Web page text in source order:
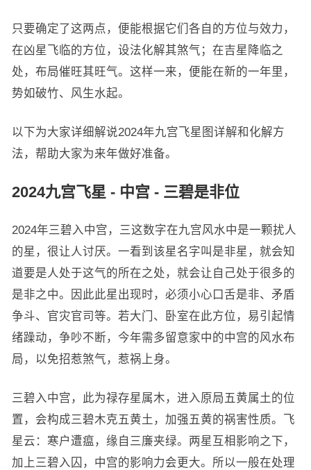
只要确定了这两点，便能根据它们各自的方位与效力，
在凶星飞临的方位，设法化解其煞气；在吉星降临之
处，布局催旺其旺气。这样一来，便能在新的一年里，
势如破竹、风生水起。
以下为大家详细解说2024年九宫飞星图详解和化解方
法，帮助大家为来年做好准备。
2024九宫飞星 - 中宫 - 三碧是非位
2024年三碧入中宫，三这数字在九宫风水中是一颗扰人
的星，很让人讨厌。一看到该星名字叫是非星，就会知
道要是人处于这气的所在之处，就会让自己处于很多的
是非之中。因此此星出现时，必须小心口舌是非、矛盾
争斗、官灾官司等。若大门、卧室在此方位，易引起情
绪躁动，争吵不断，今年需多留意家中的中宫的风水布
局，以免招惹煞气，惹祸上身。
三碧入中宫，此为禄存星属木，进入原局五黄属土的位
置，会构成三碧木克五黄土，加强五黄的祸害性质。飞
星云：寒户遭瘟，缘自三廉夹绿。两星互相影响之下，
加上三碧入囚，中宫的影响力会更大。所以一般在处理